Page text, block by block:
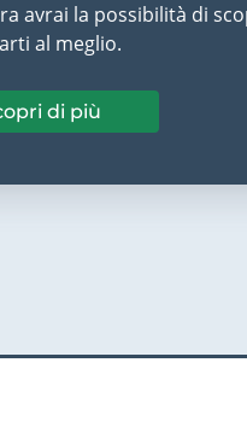
avrai la possibilità di
al meglio.
di più